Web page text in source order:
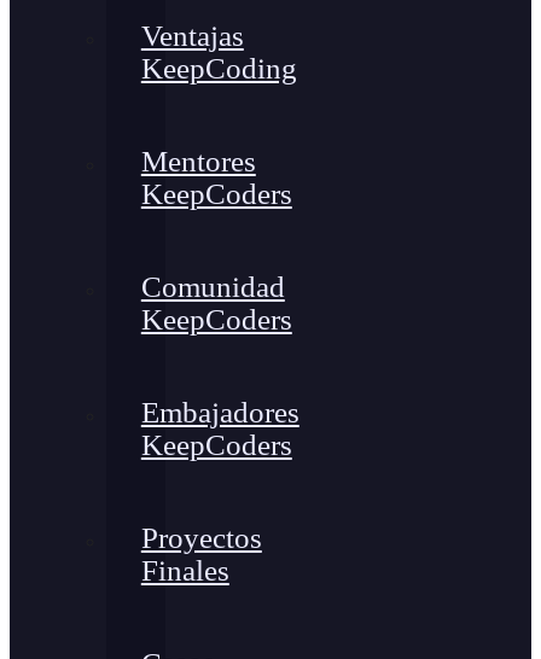
Ventajas
KeepCoding
Mentores
KeepCoders
Comunidad
KeepCoders
Embajadores
KeepCoders
Proyectos
Finales